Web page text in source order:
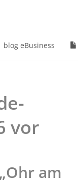
blog eBusiness
vor
am